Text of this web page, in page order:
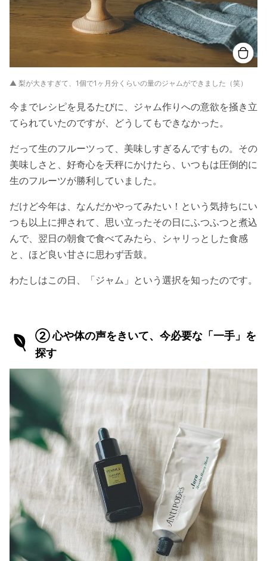
▲ 梨が大きすぎて、1個で1ヶ月分くらいの量のジャムができました（笑）
今までレシピを見るたびに、ジャム作りへの意欲を掻き立
てられていたのですが、どうしてもできなかった。
だって生のフルーツって、美味しすぎるんですもの。その
美味しさと、好奇心を天秤にかけたら、いつもは圧倒的に
生のフルーツが勝利していました。
だけど今年は、なんだかやってみたい！という気持ちにい
つも以上に押されて、思い立ったその日にふつふつと煮込
んで、翌日の朝食で食べてみたら、シャリっとした食感
と、ほど良い甘さに思わず舌鼓。
わたしはこの日、「ジャム」という選択を知ったのです。
② 心や体の声をきいて、今必要な「一手」を
探す